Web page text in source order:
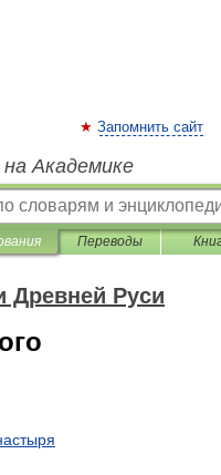
Запомнить сайт
Академике
Переводы
Древней Руси